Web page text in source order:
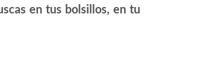
en tus bolsillos, en tu